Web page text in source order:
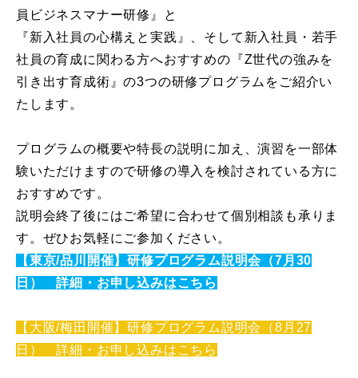
員ビジネスマナー研修』と
『新入社員の心構えと実践』、そして新入社員・若手
社員の育成に関わる方へおすすめの『Z世代の強みを
引き出す育成術』の3つの研修プログラムをご紹介い
たします。
プログラムの概要や特長の説明に加え、演習を一部体
験いただけますので研修の導入を検討されている方に
おすすめです。
説明会終了後にはご希望に合わせて個別相談も承りま
す。ぜひお気軽にご参加ください。
【東京/品川開催】研修プログラム説明会（7月30
日） 詳細・お申し込みはこちら
【大阪/梅田開催】研修プログラム説明会（8月27
日） 詳細・お申し込みはこちら